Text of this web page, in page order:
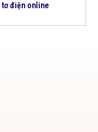
tơ điện online